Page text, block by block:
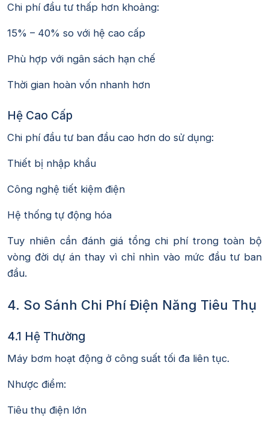
Chi phí đầu tư thấp hơn khoảng:
15% – 40% so với hệ cao cấp
Phù hợp với ngân sách hạn chế
Thời gian hoàn vốn nhanh hơn
Hệ Cao Cấp
Chi phí đầu tư ban đầu cao hơn do sử dụng:
Thiết bị nhập khẩu
Công nghệ tiết kiệm điện
Hệ thống tự động hóa
Tuy nhiên cần đánh giá tổng chi phí trong toàn bộ
vòng đời dự án thay vì chỉ nhìn vào mức đầu tư ban
đầu.
4. So Sánh Chi Phí Điện Năng Tiêu Thụ
4.1 Hệ Thường
Máy bơm hoạt động ở công suất tối đa liên tục.
Nhược điểm:
Tiêu thụ điện lớn